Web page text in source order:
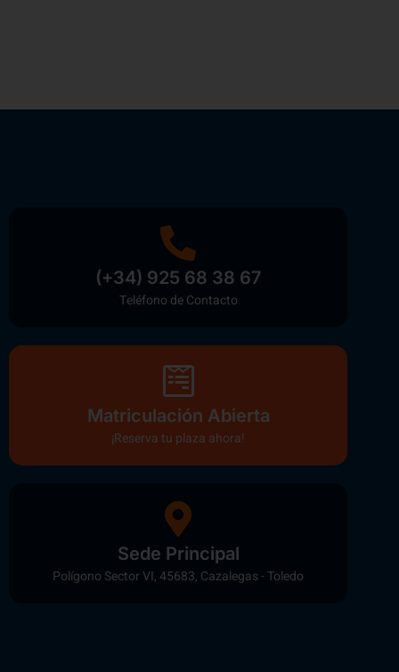
(+34) 925 68 38 67
Teléfono de Contacto
Matriculación Abierta
¡Reserva tu plaza ahora!
Sede Principal
Polígono Sector VI, 45683, Cazalegas - Toledo